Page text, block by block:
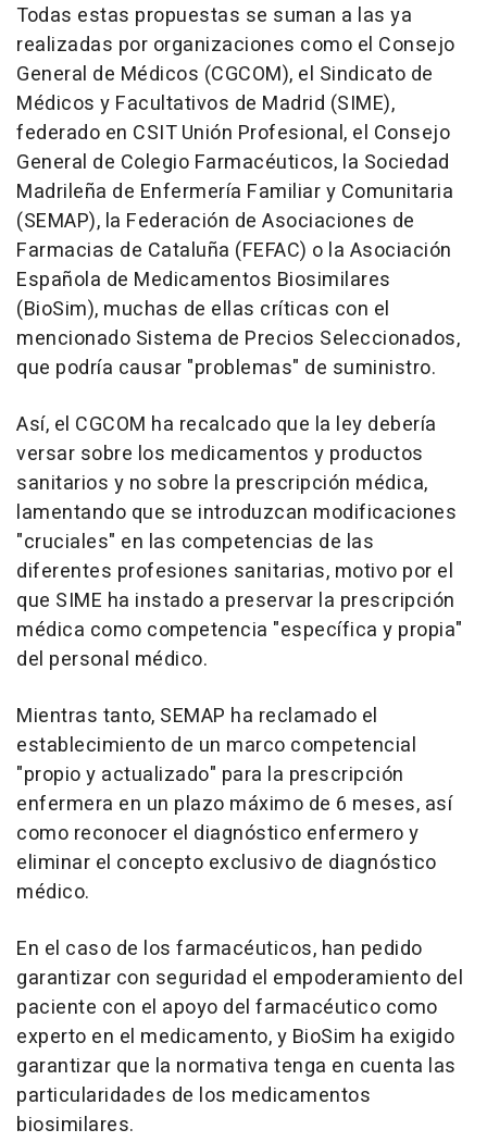
Todas estas propuestas se suman a las ya
realizadas por organizaciones como el Consejo
General de Médicos (CGCOM), el Sindicato de
Médicos y Facultativos de Madrid (SIME),
federado en CSIT Unión Profesional, el Consejo
General de Colegio Farmacéuticos, la Sociedad
Madrileña de Enfermería Familiar y Comunitaria
(SEMAP), la Federación de Asociaciones de
Farmacias de Cataluña (FEFAC) o la Asociación
Española de Medicamentos Biosimilares
(BioSim), muchas de ellas críticas con el
mencionado Sistema de Precios Seleccionados,
que podría causar "problemas" de suministro.
Así, el CGCOM ha recalcado que la ley debería
versar sobre los medicamentos y productos
sanitarios y no sobre la prescripción médica,
lamentando que se introduzcan modificaciones
"cruciales" en las competencias de las
diferentes profesiones sanitarias, motivo por el
que SIME ha instado a preservar la prescripción
médica como competencia "específica y propia"
del personal médico.
Mientras tanto, SEMAP ha reclamado el
establecimiento de un marco competencial
"propio y actualizado" para la prescripción
enfermera en un plazo máximo de 6 meses, así
como reconocer el diagnóstico enfermero y
eliminar el concepto exclusivo de diagnóstico
médico.
En el caso de los farmacéuticos, han pedido
garantizar con seguridad el empoderamiento del
paciente con el apoyo del farmacéutico como
experto en el medicamento, y BioSim ha exigido
garantizar que la normativa tenga en cuenta las
particularidades de los medicamentos
biosimilares.